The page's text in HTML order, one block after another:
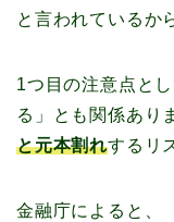
と言われているか
1つ目の注意点と
る」とも関係あり
と元本割れするリ
金融庁によると、